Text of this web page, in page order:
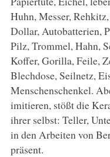
Huhn, Messer,
Dollar, Autobatterien,
Pilz, Trommel, Hahn,
Koffer, Gorilla, Feile,
Blechdose, Seilnetz,
Menschenschenkel.
imitieren, stößt die
ihrer selbst: Teller,
in den Arbeiten von
präsent.